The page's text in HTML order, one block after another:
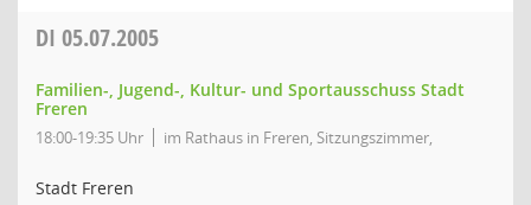
DI 05.07.2005
Familien-, Jugend-, Kultur- und Sportausschuss Stadt
Freren
18:00-19:35 Uhr im Rathaus in Freren, Sitzungszimmer,
Stadt Freren